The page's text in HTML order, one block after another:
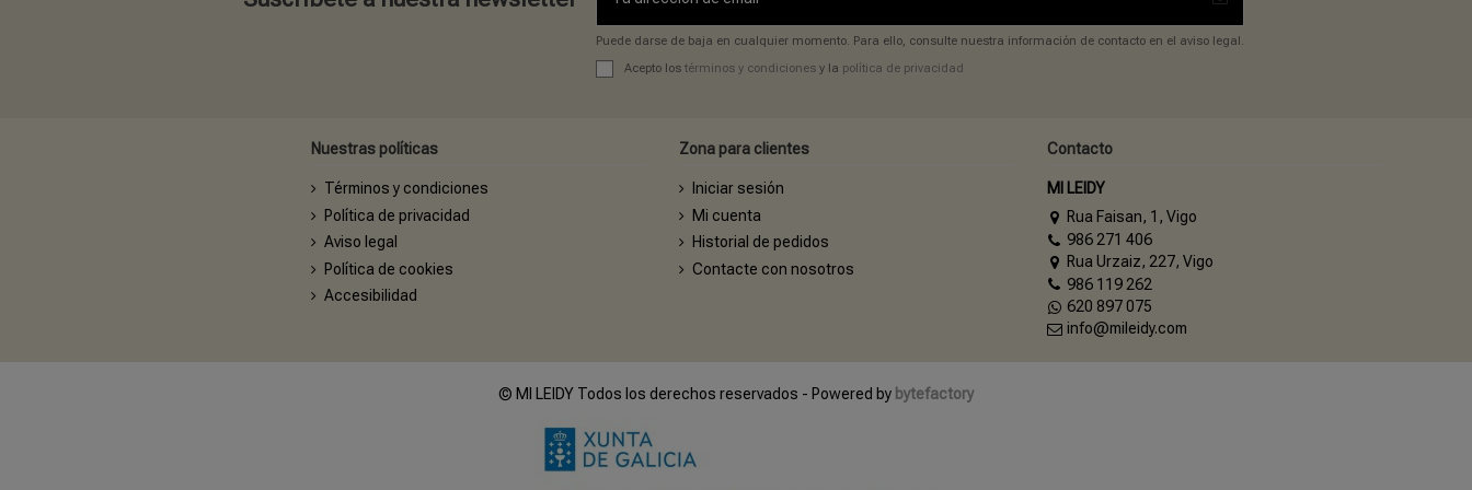
Puede darse de baja en cualquier momento. Para ello, consulte nuestra información de contacto en el aviso legal.
Acepto los términos y condiciones y la política de privacidad
Nuestras políticas
Términos y condiciones
Política de privacidad
Aviso legal
Política de cookies
Accesibilidad
Zona para clientes
Iniciar sesión
Mi cuenta
Historial de pedidos
Contacte con nosotros
Contacto
MI LEIDY
Rua Faisan, 1, Vigo
986 271 406
Rua Urzaiz, 227, Vigo
986 119 262
620 897 075
info@mileidy.com
© MI LEIDY Todos los derechos reservados - Powered by bytefactory